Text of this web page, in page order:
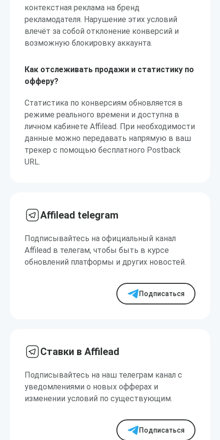
контекстная реклама на бренд
рекламодателя. Нарушение этих условий
влечёт за собой отклонение конверсий и
возможную блокировку аккаунта.
Как отслеживать продажи и статистику по
офферу?
Статистика по конверсиям обновляется в
режиме реального времени и доступна в
личном кабинете Affilead. При необходимости
данные можно передавать напрямую в ваш
трекер с помощью бесплатного Postback
URL.
Affilead telegram
Подписывайтесь на официальный канал
Affilead в телегам, чтобы быть в курсе
обновлений платформы и других новостей.
Подписаться
Ставки в Affilead
Подписывайтесь на наш телеграм канал с
уведомлениями о новых офферах и
изменении условий по существующим.
Подписаться